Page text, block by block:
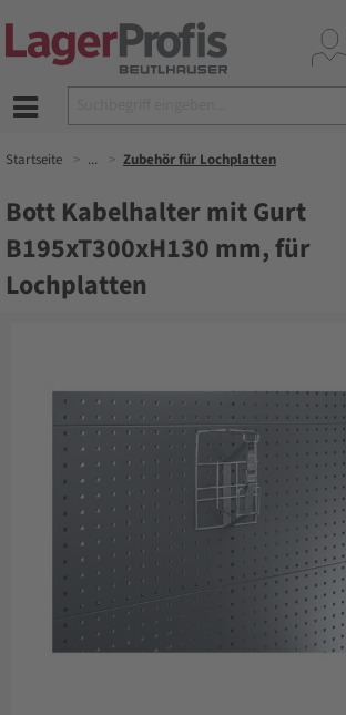
Startseite ... Zubehör für Lochplatten
Bott Kabelhalter mit Gurt
B195xT300xH130 mm, für
Lochplatten